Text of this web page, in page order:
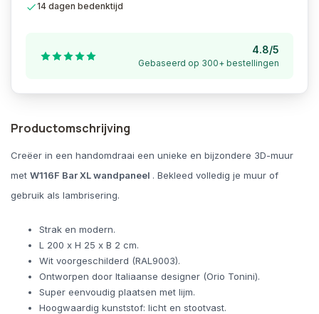
14 dagen bedenktijd
4.8/5
Gebaseerd op 300+ bestellingen
Productomschrijving
Creëer in een handomdraai een unieke en bijzondere 3D-muur
met W116F Bar XL wandpaneel . Bekleed volledig je muur of
gebruik als lambrisering.
Strak en modern.
L 200 x H 25 x B 2 cm.
Wit voorgeschilderd (RAL9003).
Ontworpen door Italiaanse designer (Orio Tonini).
Super eenvoudig plaatsen met lijm.
Hoogwaardig kunststof: licht en stootvast.